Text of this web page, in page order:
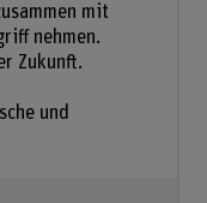
mit
nehmen.
Zukunft.
und